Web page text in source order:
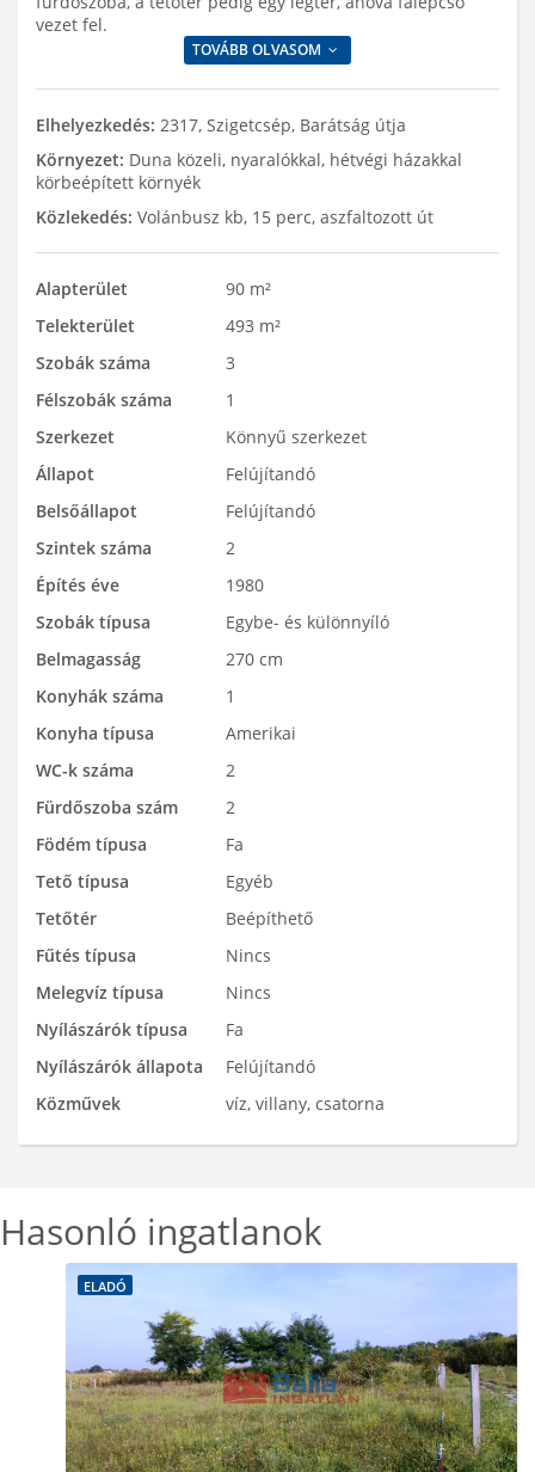
vezet fel.
TOVÁBB OLVASOM
Elhelyezkedés: 2317, Szigetcsép, Barátság útja
Környezet: Duna közeli, nyaralókkal, hétvégi házakkal
körbeépített környék
Közlekedés: Volánbusz kb, 15 perc, aszfaltozott út
Alapterület
90 m²
Telekterület
493 m²
Szobák száma
3
Félszobák száma
1
Szerkezet
Könnyű szerkezet
Állapot
Felújítandó
Belsőállapot
Felújítandó
Szintek száma
2
Építés éve
1980
Szobák típusa
Egybe- és különnyíló
Belmagasság
270 cm
Konyhák száma
1
Konyha típusa
Amerikai
WC-k száma
2
Fürdőszoba szám
2
Födém típusa
Fa
Tető típusa
Egyéb
Tetőtér
Beépíthető
Fűtés típusa
Nincs
Melegvíz típusa
Nincs
Nyílászárók típusa
Fa
Nyílászárók állapota
Felújítandó
Közművek
víz, villany, csatorna
Hasonló ingatlanok
ELADÓ